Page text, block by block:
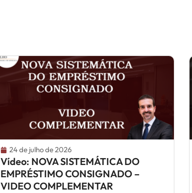
24 de julho de 2026
Vídeo: NOVA SISTEMÁTICA DO
EMPRÉSTIMO CONSIGNADO –
VIDEO COMPLEMENTAR